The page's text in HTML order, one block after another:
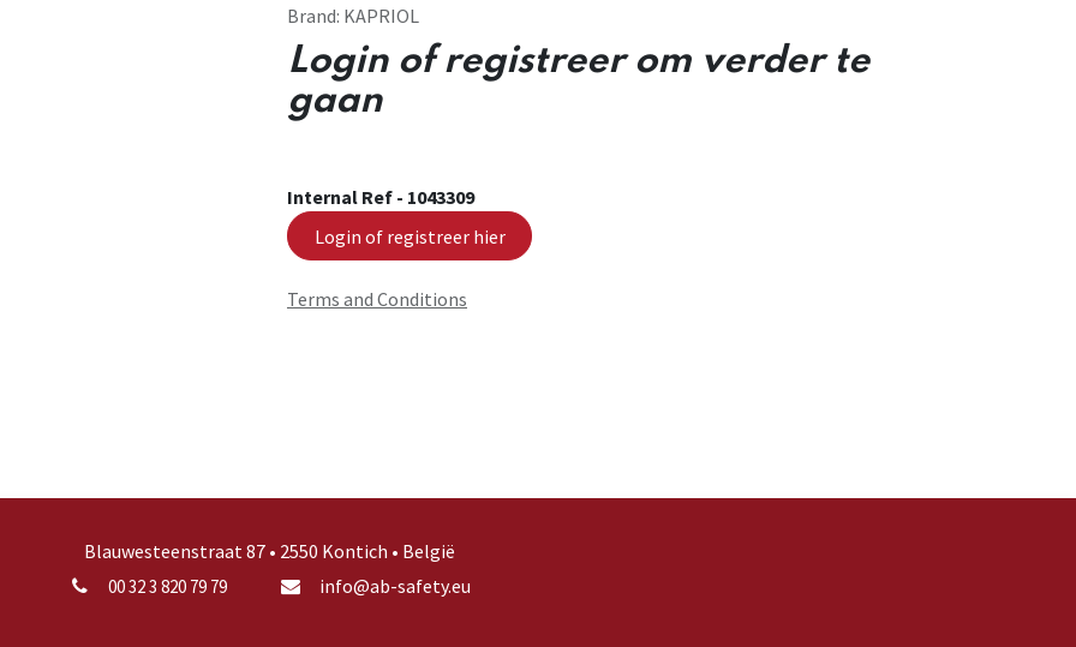
Brand: KAPRIOL
Login of registreer om verder te
gaan
Internal Ref - 1043309
Login of registreer hier
Terms and Conditions
Blauwesteenstraat 87 • 2550 Kontich • België
00 32 3 820 79 79 info@ab-safety.eu